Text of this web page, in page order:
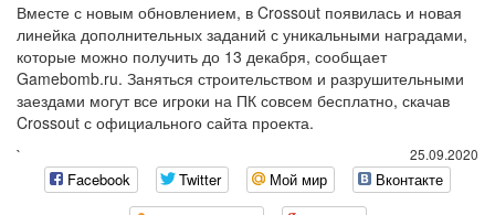
Вместе с новым обновлением, в Crossout появилась и новая
линейка дополнительных заданий с уникальными наградами,
которые можно получить до 13 декабря, сообщает
Gamebomb.ru. Заняться строительством и разрушительными
заездами могут все игроки на ПК совсем бесплатно, скачав
Crossout с официального сайта проекта.
25.09.2020
`
Facebook Twitter Мой мир
Вконтакте